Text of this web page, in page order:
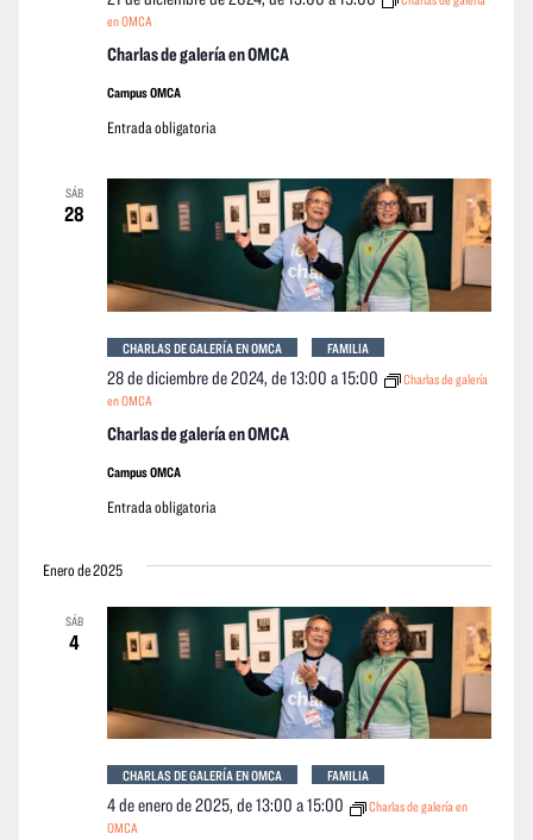
Charlas de galería en OMCA
en OMCA
Campus OMCA
Entrada obligatoria
SÁB
28
Charlas de galería en OMCA
28 de diciembre de 2024, de 13:00 a15:00
Charlas de galería
en OMCA
CHARLAS DE GALERÍA EN OMCA FAMILIA
Campus OMCA
Entrada obligatoria
Enero de 2025
SÁB
4
4 de enero de 2025, de 13:00 a15:00
Charlas de galería en
OMCA
CHARLAS DE GALERÍA EN OMCA FAMILIA